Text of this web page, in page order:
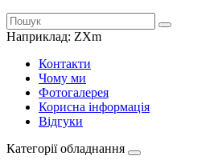
Наприклад: ZXm
Контакти
Чому ми
Фотогалерея
Корисна інформація
Відгуки
Категорії обладнання